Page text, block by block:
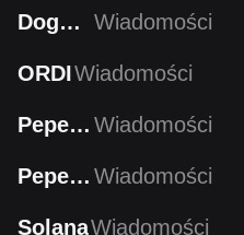
Dogecoin Wiadomości
ORDIWiadomości
PepeCoin Wiadomości
Pepecoin Wiadomości
SolanaWiadomości